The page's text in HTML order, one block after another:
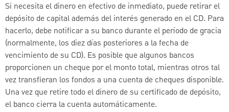
Si necesita el dinero en efectivo de inmediato, puede retirar el
depósito de capital además del interés generado en el CD. Para
hacerlo, debe notificar a su banco durante el período de gracia
(normalmente, los diez días posteriores a la fecha de
vencimiento de su CD). Es posible que algunos bancos
proporcionen un cheque por el monto total, mientras otros tal
vez transfieran los fondos a una cuenta de cheques disponible.
Una vez que retire todo el dinero de su certificado de depósito,
el banco cierra la cuenta automáticamente.